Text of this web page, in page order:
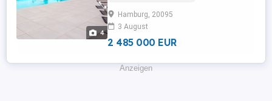
4
Entspannung, Privatsphäre und
erstklassige Lage vereinen sich hier auf
perfekte Weise. Die Immobilie befindet
Hamburg, 20095
3 August
2 485 000 EUR
Anzeigen